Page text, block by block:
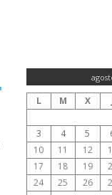
L M X
3
4 5
10
11 12
17
18 19
24
25 26